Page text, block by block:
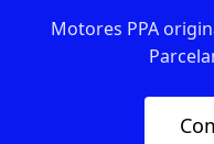
Motores PPA